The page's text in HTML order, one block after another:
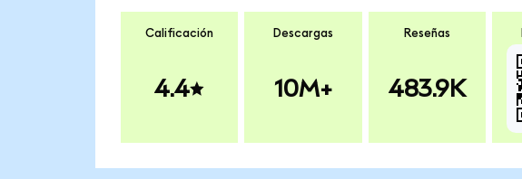
Calificación
4.4
Descargas
10M+
Reseñas
483.9K